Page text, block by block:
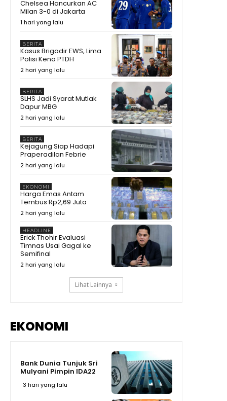
MK Soroti Batas Logika Politik
11:10
Ahli Presiden Dicecar Hakim MK
Soal Arah APBN untuk Daerah
Ekonomi Melejit 34,17%, Tapi
Gubernur Sherly Tanya Apakah
Maatnya Sampai ke Rakyat?
12:37
Bikin Amran Salut! Banyak
Maba Undip Ternyata Sudah
Jadi Bibit Pengusaha
Bagaimana Rasanya?
Prabowo Cicipi Kripik Ubi Ungu
Tak Disangka! Gegara dengar
Curhat Mahasiswa, Mentan
Amran Langsung Telepon
Bulog
09:22
Mengapa Mentan Amran
Sampai Bayari Kos Mahasiswa
2 Tahun? Awalnya Cuma
Dengar Curhat Soal Beras
08:54
Prabowo Kumpulkan Buku
Pelajaran Asia Tenggara,
Kurikulum RI Mau Dibawa ke
Mana?
Kenapa Prabowo Sampai
Kumpulkan Buku Pelajaran
Asean? #shorts #trending
Chelsea Hancurkan AC
Milan 3-0 di Jakarta
1 hari yang lalu
BERITA
Kasus Brigadir EWS, Lima
Polisi Kena PTDH
2 hari yang lalu
BERITA
SLHS Jadi Syarat Mutlak
Dapur MBG
2 hari yang lalu
BERITA
Kejagung Siap Hadapi
Praperadilan Febrie
2 hari yang lalu
EKONOMI
Harga Emas Antam
Tembus Rp2,69 Juta
2 hari yang lalu
HEADLINE
Erick Thohir Evaluasi
Timnas Usai Gagal ke
Semifinal
2 hari yang lalu
Lihat Lainnya
EKONOMI
Bank Dunia Tunjuk Sri
Mulyani Pimpin IDA22
3 hari yang lalu